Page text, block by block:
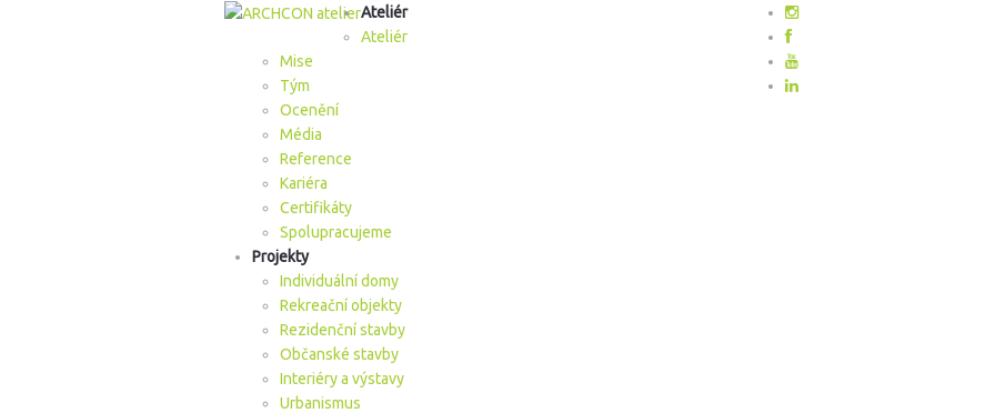
Ateliér
Ateliér
Mise
Tým
Ocenění
Média
Reference
Kariéra
Certifikáty
Spolupracujeme
Projekty
Individuální domy
Rekreační objekty
Rezidenční stavby
Občanské stavby
Interiéry a výstavy
Urbanismus